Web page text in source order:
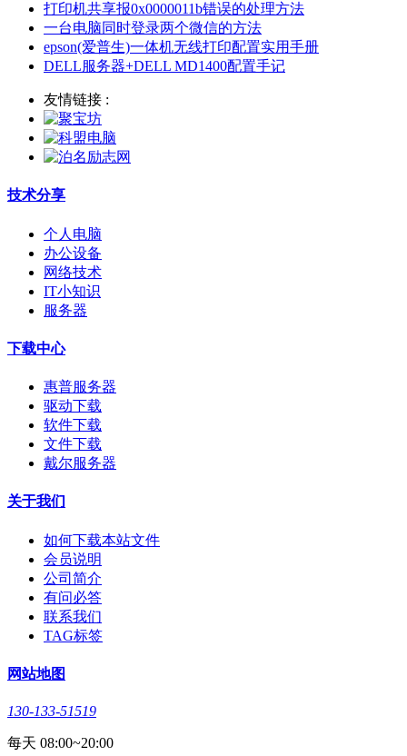
打印机共享报0x0000011b错误的处理方法
一台电脑同时登录两个微信的方法
epson(爱普生)一体机无线打印配置实用手册
DELL服务器+DELL MD1400配置手记
友情链接 :
技术分享
个人电脑
办公设备
网络技术
IT小知识
服务器
下载中心
惠普服务器
驱动下载
软件下载
文件下载
戴尔服务器
关于我们
如何下载本站文件
会员说明
公司简介
有问必答
联系我们
TAG标签
网站地图
130-133-51519
每天 08:00~20:00